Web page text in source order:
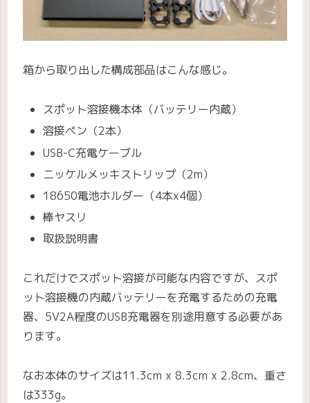
箱から取り出した構成部品はこんな感じ。
スポット溶接機本体（バッテリー内蔵）
溶接ペン（2本）
USB-C充電ケーブル
ニッケルメッキストリップ（2m）
18650電池ホルダー（4本x4個）
棒ヤスリ
取扱説明書
これだけでスポット溶接が可能な内容ですが、スポ
ット溶接機の内蔵バッテリーを充電するための充電
器、5V2A程度のUSB充電器を別途用意する必要があ
ります。
なお本体のサイズは11.3cm x 8.3cm x 2.8cm、重さ
は333g。